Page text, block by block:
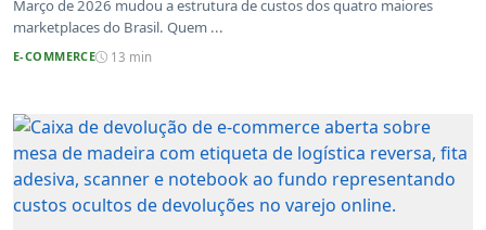
Março de 2026 mudou a estrutura de custos dos quatro maiores
marketplaces do Brasil. Quem ...
E-COMMERCE 13 min